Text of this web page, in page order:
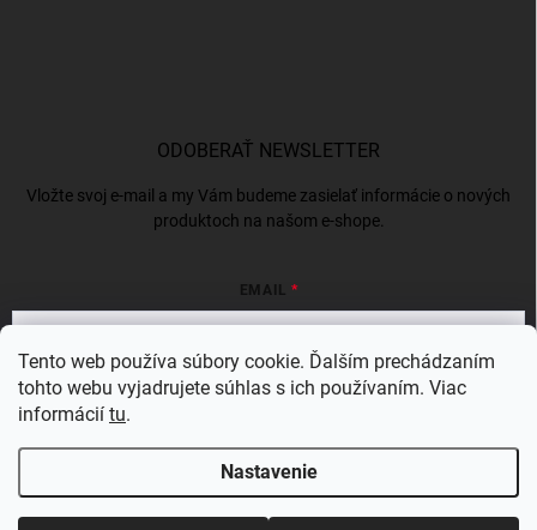
Tento web používa súbory cookie. Ďalším prechádzaním
tohto webu vyjadrujete súhlas s ich používaním. Viac
informácií tu.
Nastavenie
ODOBERAŤ NEWSLETTER
Vložte svoj e-mail a my Vám budeme zasielať informácie o nových
produktoch na našom e-shope.
EMAIL
Vložením e-mailu súhlasíte s
Prihlásiť sa